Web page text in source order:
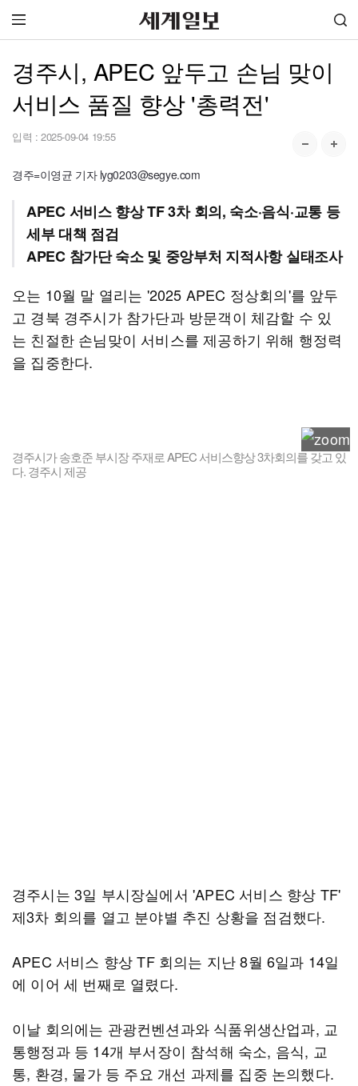
경주시, APEC 앞두고 손님 맞이
서비스 품질 향상 '총력전'
입력 : 2025-09-04 19:55
경주=이영균 기자 lyg0203@segye.com
APEC 서비스 향상 TF 3차 회의, 숙소·음식·교통 등
세부 대책 점검
APEC 참가단 숙소 및 중앙부처 지적사항 실태조사
오는 10월 말 열리는 '2025 APEC 정상회의'를 앞두
고 경북 경주시가 참가단과 방문객이 체감할 수 있
는 친절한 손님맞이 서비스를 제공하기 위해 행정력
을 집중한다.
경주시가 송호준 부시장 주재로 APEC 서비스향상 3차회의를 갖고 있
다. 경주시 제공
경주시는 3일 부시장실에서 'APEC 서비스 향상 TF'
제3차 회의를 열고 분야별 추진 상황을 점검했다.
APEC 서비스 향상 TF 회의는 지난 8월 6일과 14일
에 이어 세 번째로 열렸다.
이날 회의에는 관광컨벤션과와 식품위생산업과, 교
통행정과 등 14개 부서장이 참석해 숙소, 음식, 교
통, 환경, 물가 등 주요 개선 과제를 집중 논의했다.